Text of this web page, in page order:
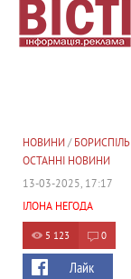
НОВИНИ/ БОРИСПІЛЬ
ОСТАННІ НОВИНИ
13-03-2025, 17:17
ІЛОНА НЕГОДА
5 123 0
Лайк